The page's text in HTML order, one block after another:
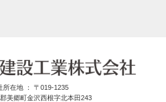
所在地 ： 〒019-1235
美郷町金沢西根字北本田243